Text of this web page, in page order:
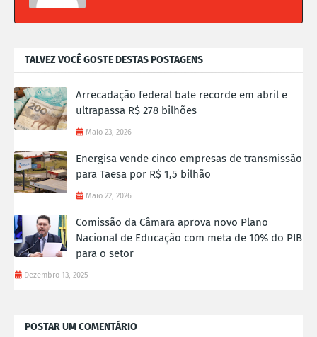
TALVEZ VOCÊ GOSTE DESTAS POSTAGENS
Arrecadação federal bate recorde em abril e
ultrapassa R$ 278 bilhões
Maio 23, 2026
Energisa vende cinco empresas de transmissão
para Taesa por R$ 1,5 bilhão
Maio 22, 2026
Comissão da Câmara aprova novo Plano
Nacional de Educação com meta de 10% do PIB
para o setor
Dezembro 13, 2025
POSTAR UM COMENTÁRIO